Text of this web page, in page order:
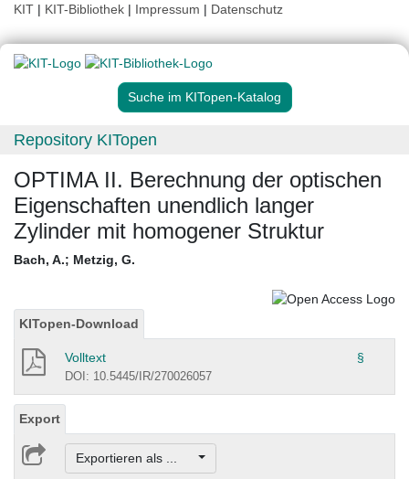
KIT | KIT-Bibliothek | Impressum | Datenschutz
Suche im KITopen-Katalog
Repository KITopen
OPTIMA II. Berechnung der optischen
Eigenschaften unendlich langer
Zylinder mit homogener Struktur
Bach, A.; Metzig, G.
KITopen-Download
Volltext §
DOI: 10.5445/IR/270026057
Export
Exportieren als ...